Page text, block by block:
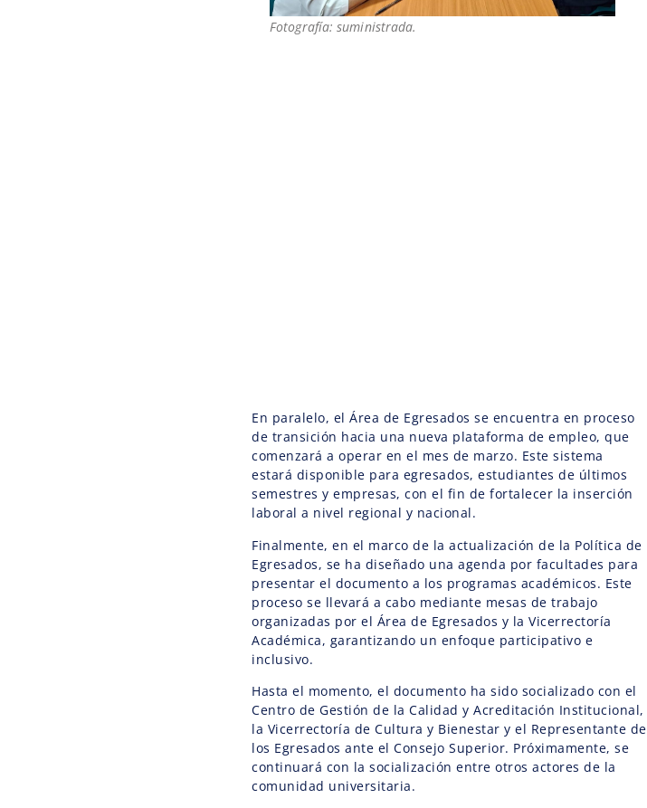
Fotografía: suministrada.
En paralelo, el Área de Egresados se encuentra en proceso
de transición hacia una nueva plataforma de empleo, que
comenzará a operar en el mes de marzo. Este sistema
estará disponible para egresados, estudiantes de últimos
semestres y empresas, con el fin de fortalecer la inserción
laboral a nivel regional y nacional.
Finalmente, en el marco de la actualización de la Política de
Egresados, se ha diseñado una agenda por facultades para
presentar el documento a los programas académicos. Este
proceso se llevará a cabo mediante mesas de trabajo
organizadas por el Área de Egresados y la Vicerrectoría
Académica, garantizando un enfoque participativo e
inclusivo.
Hasta el momento, el documento ha sido socializado con el
Centro de Gestión de la Calidad y Acreditación Institucional,
la Vicerrectoría de Cultura y Bienestar y el Representante de
los Egresados ante el Consejo Superior. Próximamente, se
continuará con la socialización entre otros actores de la
comunidad universitaria.